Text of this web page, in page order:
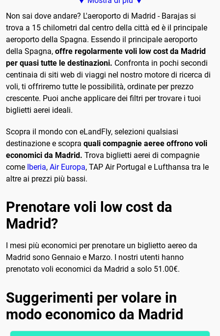
Non sai dove andare? L'aeroporto di Madrid - Barajas si
trova a 15 chilometri dal centro della città ed è il principale
aeroporto della Spagna. Essendo il principale aeroporto
della Spagna, offre regolarmente voli low cost da Madrid
per quasi tutte le destinazioni. Confronta in pochi secondi
centinaia di siti web di viaggi nel nostro motore di ricerca di
voli, ti offriremo tutte le possibilità, ordinate per prezzo
crescente. Puoi anche applicare dei filtri per trovare i tuoi
biglietti aerei ideali.
Scopra il mondo con eLandFly, selezioni qualsiasi
destinazione e scopra quali compagnie aeree offrono voli
economici da Madrid. Trova biglietti aerei di compagnie
come Iberia, Air Europa, TAP Air Portugal e Lufthansa tra le
altre ai prezzi più bassi.
Prenotare voli low cost da
Madrid?
I mesi più economici per prenotare un biglietto aereo da
Madrid sono Gennaio e Marzo. I nostri utenti hanno
prenotato voli economici da Madrid a solo 51.00€.
Suggerimenti per volare in
modo economico da Madrid